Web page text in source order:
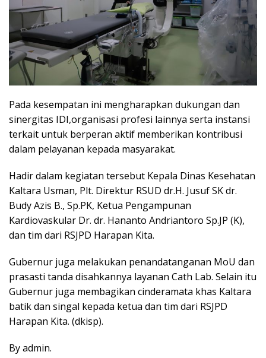
Pada kesempatan ini mengharapkan dukungan dan
sinergitas IDI,organisasi profesi lainnya serta instansi
terkait untuk berperan aktif memberikan kontribusi
dalam pelayanan kepada masyarakat.
Hadir dalam kegiatan tersebut Kepala Dinas Kesehatan
Kaltara Usman, Plt. Direktur RSUD dr.H. Jusuf SK dr.
Budy Azis B., Sp.PK, Ketua Pengampunan
Kardiovaskular Dr. dr. Hananto Andriantoro Sp.JP (K),
dan tim dari RSJPD Harapan Kita.
Gubernur juga melakukan penandatanganan MoU dan
prasasti tanda disahkannya layanan Cath Lab. Selain itu
Gubernur juga membagikan cinderamata khas Kaltara
batik dan singal kepada ketua dan tim dari RSJPD
Harapan Kita. (dkisp).
By admin.